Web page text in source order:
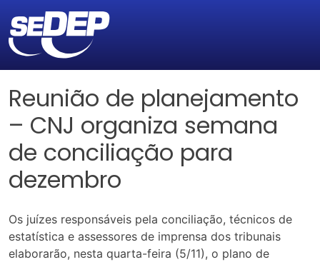
Reunião de planejamento
– CNJ organiza semana
de conciliação para
dezembro
Os juízes responsáveis pela conciliação, técnicos de
estatística e assessores de imprensa dos tribunais
elaborarão, nesta quarta-feira (5/11), o plano de